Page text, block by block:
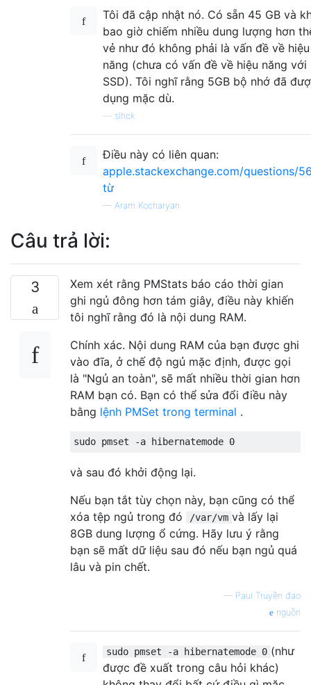
Tôi đã cập nhật nó. Có sẵn 45 GB và
bao giờ chiếm nhiều dung lượng hơn
vẻ như đó không phải là vấn đề về hiệu
năng (chưa có vấn đề về hiệu năng với
SSD). Tôi nghĩ rằng 5GB bộ nhớ đã
dụng mặc dù.
slhck
Điều này có liên quan:
apple.stackexchange.com/questions/
từ
— Aram Kocharyan
Câu trả lời:
3
Xem xét rằng PMStats báo cáo thời gian
ghi ngủ đông hơn tám giây, điều này khiến
tôi nghĩ rằng đó là nội dung RAM.
Chính xác. Nội dung RAM của bạn được ghi
vào đĩa, ở chế độ ngủ mặc định, được gọi
là "Ngủ an toàn", sẽ mất nhiều thời gian hơn
RAM bạn có. Bạn có thể sửa đổi điều này
bằng lệnh PMSet trong terminal .
và sau đó khởi động lại.
Nếu bạn tắt tùy chọn này, bạn cũng có thể
xóa tệp ngủ trong đó
/var/vm và lấy lại
8GB dung lượng ổ cứng. Hãy lưu ý rằng
bạn sẽ mất dữ liệu sau đó nếu bạn ngủ quá
lâu và pin chết.
— Paul Truyền đạo
nguồn
sudo pmset -a hibernatemode 0 (như
được đề xuất trong câu hỏi khác)